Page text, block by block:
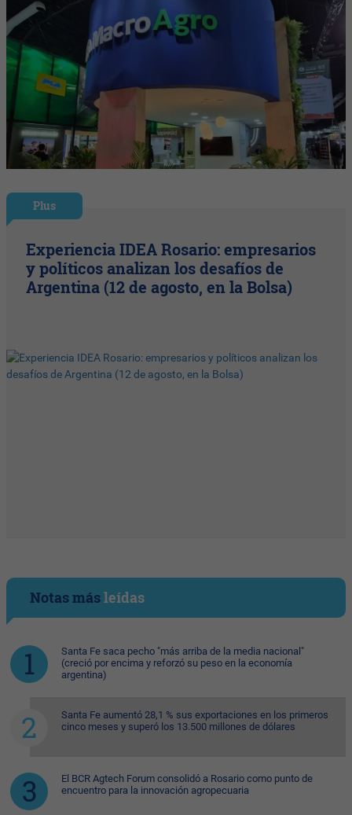
Plus
Experiencia IDEA Rosario: empresarios
y políticos analizan los desafíos de
Argentina (12 de agosto, en la Bolsa)
Notas másleídas
Santa Fe saca pecho "más arriba de la media nacional"
(creció por encima y reforzó su peso en la economía
argentina)
Santa Fe aumentó 28,1 % sus exportaciones en los primeros
cinco meses y superó los 13.500 millones de dólares
El BCR Agtech Forum consolidó a Rosario como punto de
encuentro para la innovación agropecuaria